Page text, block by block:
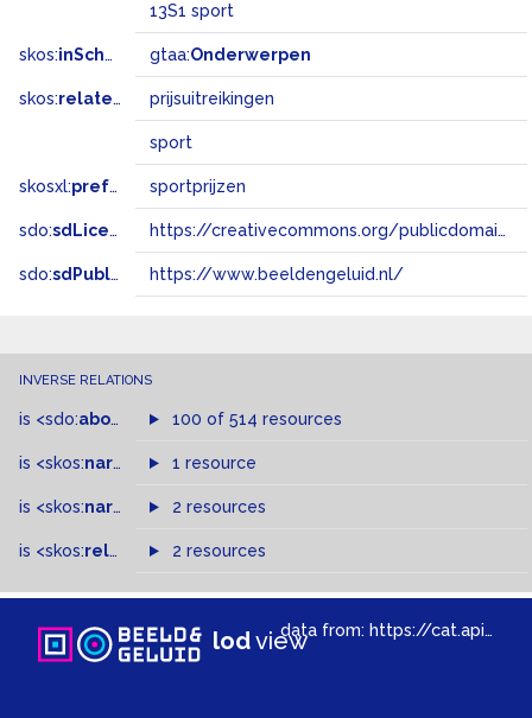
13S1 sport
skos:inScheme gtaa:Onderwerpen
skos:related prijsuitreikingen
sport
skosxl:prefLabel sportprijzen
sdo:sdLicense https://creativecommons.org/publicdomain/zero/1.0/
sdo:sdPublisher https://www.beeldengeluid.nl/
INVERSE RELATIONS
is <sdo:about of 100 of 514 resources
is <skos:narrower >of
1 resource
is <skos:narrowMatch >of
2 resources
is <skos:related > of2 resources
lodviewdata from: https://cat.apis.beeldengeluid.nl/sparql